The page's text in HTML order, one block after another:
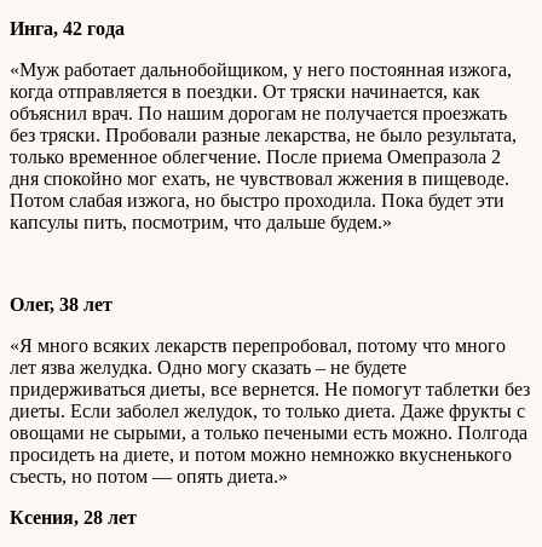
Инга, 42 года
«Муж работает дальнобойщиком, у него постоянная изжога,
когда отправляется в поездки. От тряски начинается, как
объяснил врач. По нашим дорогам не получается проезжать
без тряски. Пробовали разные лекарства, не было результата,
только временное облегчение. После приема Омепразола 2
дня спокойно мог ехать, не чувствовал жжения в пищеводе.
Потом слабая изжога, но быстро проходила. Пока будет эти
капсулы пить, посмотрим, что дальше будем.»
Олег, 38 лет
«Я много всяких лекарств перепробовал, потому что много
лет язва желудка. Одно могу сказать – не будете
придерживаться диеты, все вернется. Не помогут таблетки без
диеты. Если заболел желудок, то только диета. Даже фрукты с
овощами не сырыми, а только печеными есть можно. Полгода
просидеть на диете, и потом можно немножко вкусненького
съесть, но потом — опять диета.»
Ксения, 28 лет